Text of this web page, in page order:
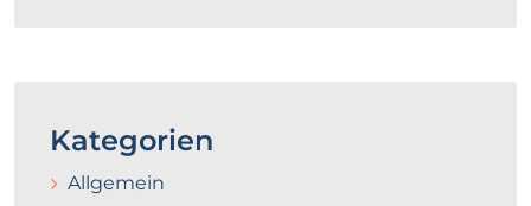
Kategorien
Allgemein